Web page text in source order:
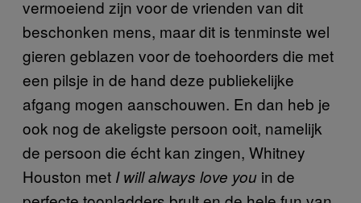
vermoeiend zijn voor de vrienden van dit
beschonken mens, maar dit is tenminste wel
gieren geblazen voor de toehoorders die met
een pilsje in de hand deze publiekelijke
afgang mogen aanschouwen. En dan heb je
ook nog de akeligste persoon ooit, namelijk
de persoon die écht kan zingen, Whitney
Houston met I will always love you in de